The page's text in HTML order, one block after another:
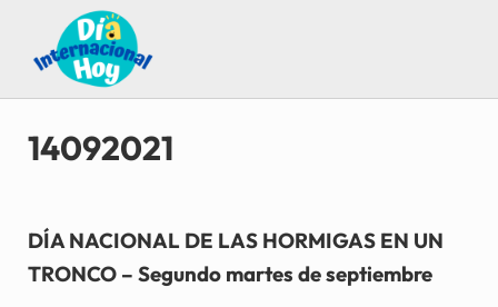
Saltar al contenido principal
Skip to after header navigation
Skip to site footer
Día Internacional Hoy
Guía para saber qué día internacional es hoy
14092021
DÍA NACIONAL DE LAS HORMIGAS EN UN
TRONCO – Segundo martes de septiembre